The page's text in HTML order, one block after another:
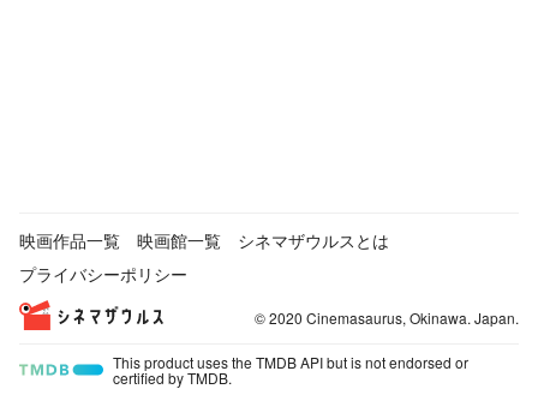
映画作品一覧 映画館一覧
シネマザウルスとは
プライバシーポリシー
© 2020 Cinemasaurus, Okinawa. Japan.
This product uses the TMDB API but is not endorsed or
certified by TMDB.